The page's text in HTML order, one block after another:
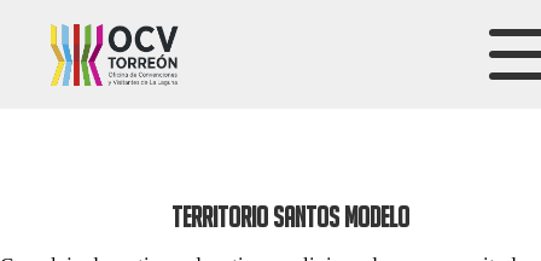
TERRITORIO SANTOS MODELO